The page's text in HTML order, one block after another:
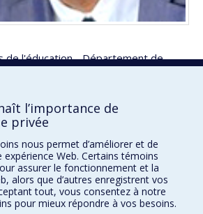
de l'éducation - Département de
de l'éducation
l’importance de
privée
nous permet d’améliorer et de
Web. Certains témoins
assurer le fonctionnement et la
alors que d’autres enregistrent vos
tout, vous consentez à notre
pour mieux répondre à vos besoins.